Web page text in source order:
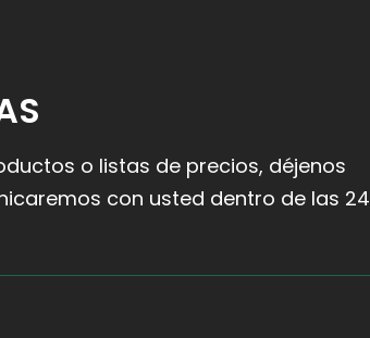
o listas de precios, déjenos
con usted dentro de las 24